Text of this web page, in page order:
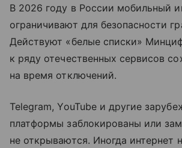
В 2026 году в России мобильный
ограничивают для безопасности
Действуют «белые списки»
к ряду отечественных сервисов
на время отключений.
Telegram, YouTube и другие
платформы заблокированы или
не открываются. Иногда интернет